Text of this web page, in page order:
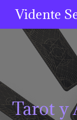
Vidente
Tarot y